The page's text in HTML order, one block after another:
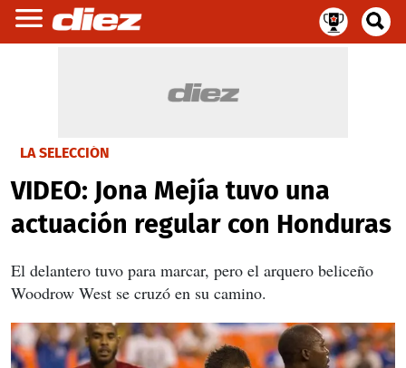
LA SELECCIÓN
VIDEO: Jona Mejía tuvo una
actuación regular con Honduras
El delantero tuvo para marcar, pero el arquero beliceño
Woodrow West se cruzó en su camino.